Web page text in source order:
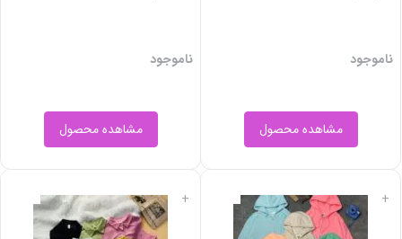
ناموجود
مشاهده محصول
ناموجود
مشاهده محصول
+
+